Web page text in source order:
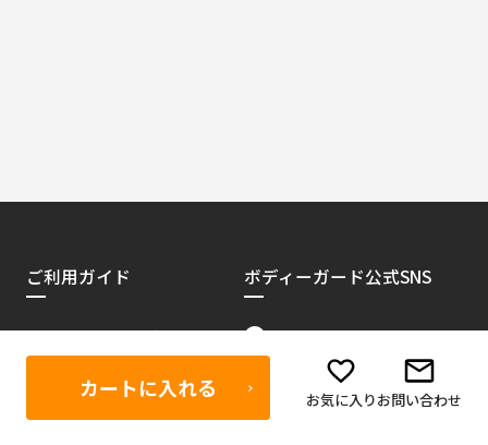
カートに入れる お気に入りお問い合わせ
ご利用ガイド
当店が選ばれる理由
お買い物方法
会員特典について
販売代理店募集
ボディーガード公式SNS
Facebook
Instagram